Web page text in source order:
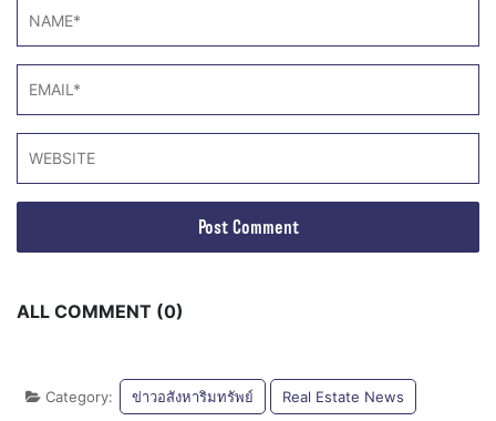
ALL COMMENT (0)
Category: ข่าวอสังหาริมทรัพย์ Real Estate News